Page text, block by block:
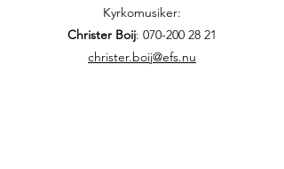
Kyrkomusiker:
Christer Boij: 070-200 28 21
christer.boij@efs.nu